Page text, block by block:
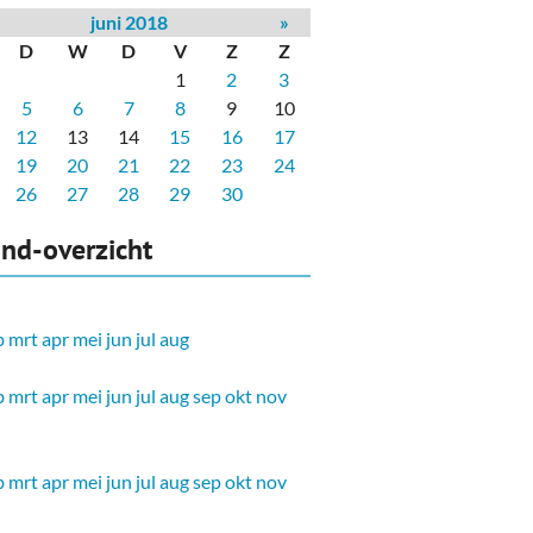
juni 2018
»
D W D V Z
Z
1
2
3
5 6 7 8 9
10
12 13 14 15 16
17
19 20 21 22 23
24
26 27 28 29 30
overzicht
mrtapr mei jun jul aug
mrtapr mei jun jul augsepokt nov
mrtapr mei jun jul augsepokt nov